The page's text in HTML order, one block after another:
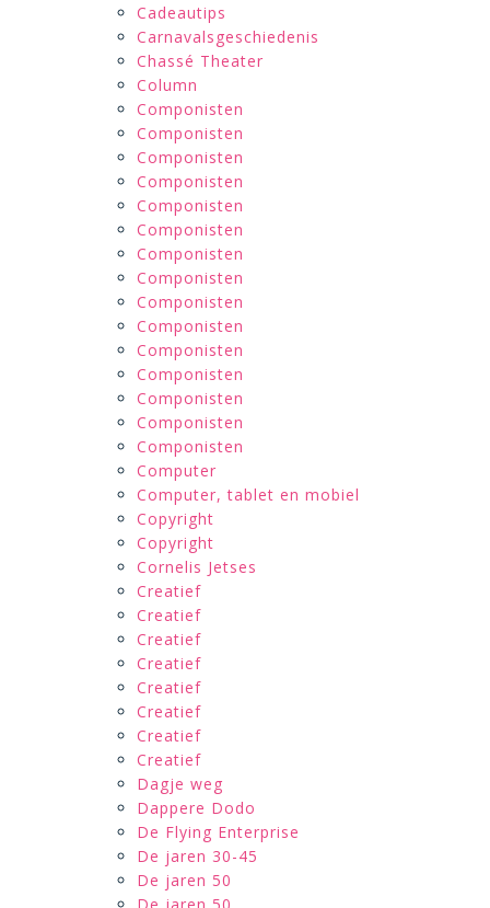
Cadeautips
Carnavalsgeschiedenis
Chassé Theater
Column
Componisten
Componisten
Componisten
Componisten
Componisten
Componisten
Componisten
Componisten
Componisten
Componisten
Componisten
Componisten
Componisten
Componisten
Componisten
Computer
Computer, tablet en mobiel
Copyright
Copyright
Cornelis Jetses
Creatief
Creatief
Creatief
Creatief
Creatief
Creatief
Creatief
Creatief
Dagje weg
Dappere Dodo
De Flying Enterprise
De jaren 30-45
De jaren 50